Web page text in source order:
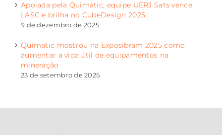
Apoiada pela Quimatic, equipe UERJ Sats vence
LASC e brilha no CubeDesign 2025
9 de dezembro de 2025
Quimatic mostrou na Exposibram 2025 como
aumentar a vida útil de equipamentos na
mineração
23 de setembro de 2025